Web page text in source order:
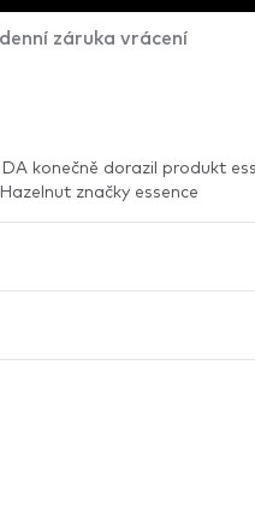
záruka vrácení
konečně dorazil produkt
značky essence